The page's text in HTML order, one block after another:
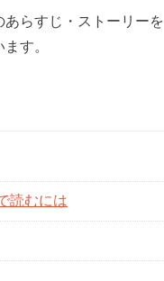
らすじ・ストーリーを
す。
読むには